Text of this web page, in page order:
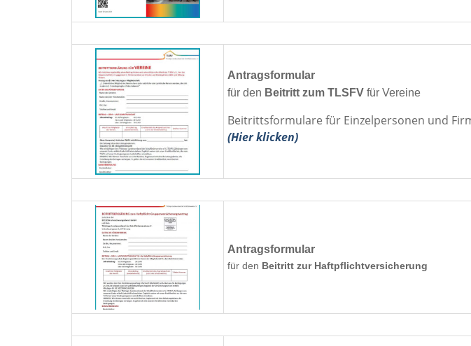
Antragsformular
für den Beitritt zum TLSFV für Vereine
Beitrittsformulare für Einzelpersonen und
(Hier klicken)
Antragsformular
für den Beitritt zur Haftpflichtversicherung